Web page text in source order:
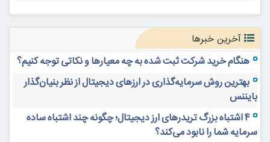
آخرین خبرها
هنگام خرید شرکت ثبت شده به چه معیارها و نکاتی توجه کنیم؟
بهترین روش سرمایه‌گذاری در ارزهای دیجیتال از نظر بنیان‌گذار
بایننس
۴ اشتباه بزرگ تریدرهای ارز دیجیتال؛ چگونه چند اشتباه ساده
سرمایه شما را نابود می‌کند؟